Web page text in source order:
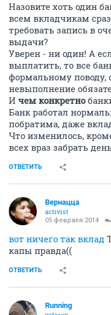
Назовите хоть один
всем вкладчикам
требовать запись в
выдачи?
Уверен - ни один! А
выплатить, то все
формальному поводу,
невыполнение
И чем конкретно
Банк работал
побратима, даже
Что изменилось,
всех враз забрать
ОТВЕТИТЬ
Вернацца
activist
05 февраля 2014
вот ничего так вклад
капы правда((
ОТВЕТИТЬ
Running